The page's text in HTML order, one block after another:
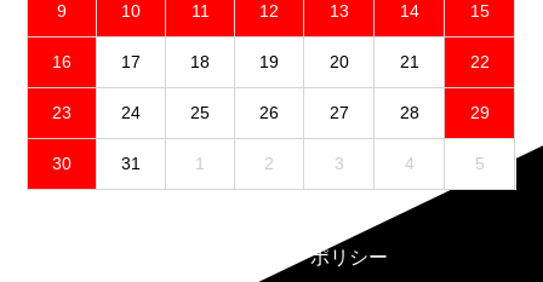
9 10 11 12 13 14 15
16 17 18 19 20 21 22
23 24 25 26 27 28 29
30 31 1 2 3 4 5
プライバシーポリシー